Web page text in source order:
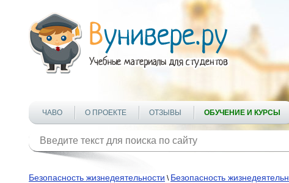
ЧАВО О ПРОЕКТЕ ОТЗЫВЫ ОБУЧЕНИЕ И КУРСЫ
Безопасность жизнедеятельности \ Безопасность